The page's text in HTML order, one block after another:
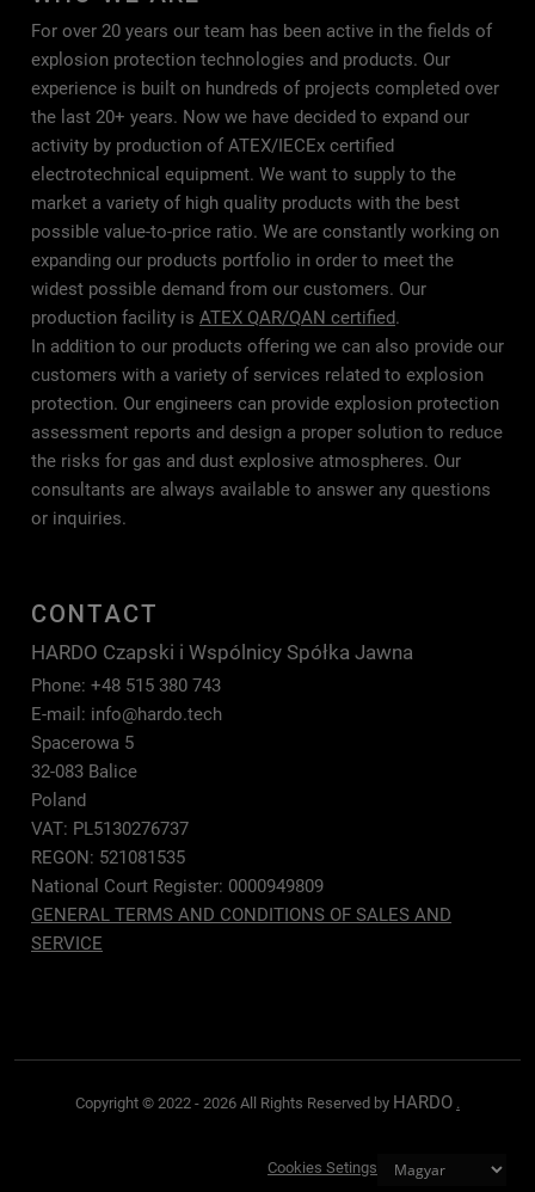
For over 20 years our team has been active in the fields of
explosion protection technologies and products. Our
experience is built on hundreds of projects completed over
the last 20+ years. Now we have decided to expand our
activity by production of ATEX/IECEx certified
electrotechnical equipment. We want to supply to the
market a variety of high quality products with the best
possible value-to-price ratio. We are constantly working on
expanding our products portfolio in order to meet the
widest possible demand from our customers. Our
production facility is ATEX QAR/QAN certified.
In addition to our products offering we can also provide our
customers with a variety of services related to explosion
protection. Our engineers can provide explosion protection
assessment reports and design a proper solution to reduce
the risks for gas and dust explosive atmospheres. Our
consultants are always available to answer any questions
or inquiries.
CONTACT
HARDO Czapski i Wspólnicy Spółka Jawna
Phone: +48 515 380 743
E-mail: info@hardo.tech
Spacerowa 5
32-083 Balice
Poland
VAT: PL5130276737
REGON: 521081535
National Court Register: 0000949809
GENERAL TERMS AND CONDITIONS OF SALES AND
SERVICE
Copyright © 2022 - 2026 All Rights Reserved by HARDO .
Cookies Setings